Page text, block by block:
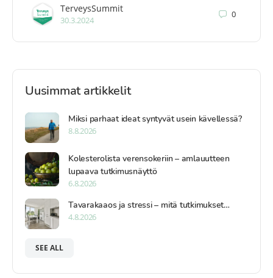
TerveysSummit
30.3.2024
0
Uusimmat artikkelit
Miksi parhaat ideat syntyvät usein kävellessä?
8.8.2026
Kolesterolista verensokeriin – amlauutteen
lupaava tutkimusnäyttö
6.8.2026
Tavarakaaos ja stressi – mitä tutkimukset…
4.8.2026
SEE ALL